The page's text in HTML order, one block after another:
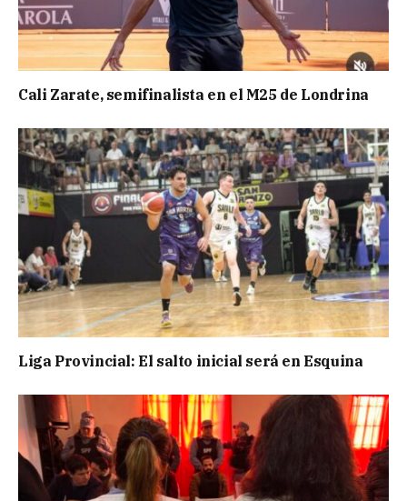
Cali Zarate, semifinalista en el M25 de Londrina
Liga Provincial: El salto inicial será en Esquina